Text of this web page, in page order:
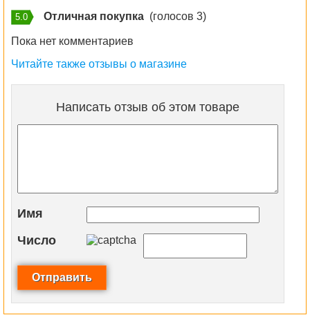
5.0 Отличная покупка (голосов 3)
Пока нет комментариев
Читайте также отзывы о магазине
Написать отзыв об этом товаре
Имя
Число